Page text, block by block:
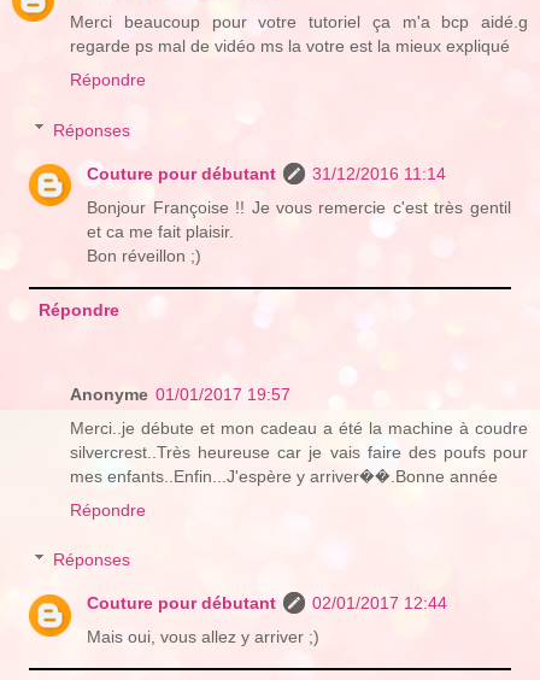
Merci beaucoup pour votre tutoriel ça m'a bcp aidé.g
regarde ps mal de vidéo ms la votre est la mieux expliqué
Répondre
Réponses
Couture pour débutant
31/12/2016 11:14
Bonjour Françoise !! Je vous remercie c'est très gentil
et ca me fait plaisir.
Bon réveillon ;)
Répondre
Anonyme 01/01/2017 19:57
Merci..je débute et mon cadeau a été la machine à coudre
silvercrest..Très heureuse car je vais faire des poufs pour
mes enfants..Enfin...J'espère y arriver��.Bonne année
Répondre
Réponses
Couture pour débutant
02/01/2017 12:44
Mais oui, vous allez y arriver ;)